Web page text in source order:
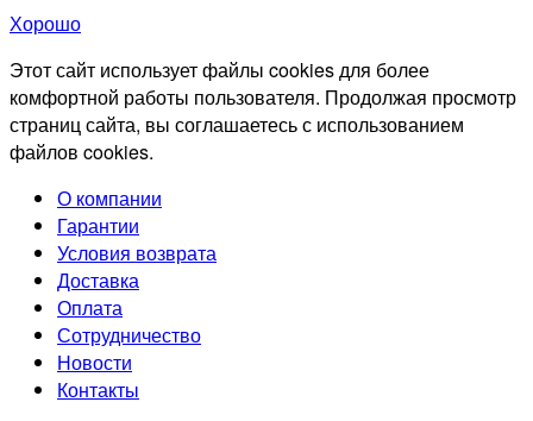
Хорошо
Этот сайт использует файлы cookies для более
комфортной работы пользователя. Продолжая просмотр
страниц сайта, вы соглашаетесь с использованием
файлов cookies.
О компании
Гарантии
Условия возврата
Доставка
Оплата
Сотрудничество
Новости
Контакты